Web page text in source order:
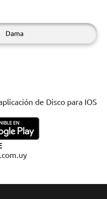
Dama
de Disco para IOS